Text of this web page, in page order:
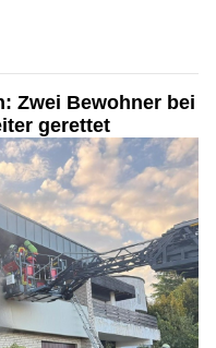
Zwei Bewohner bei
gerettet